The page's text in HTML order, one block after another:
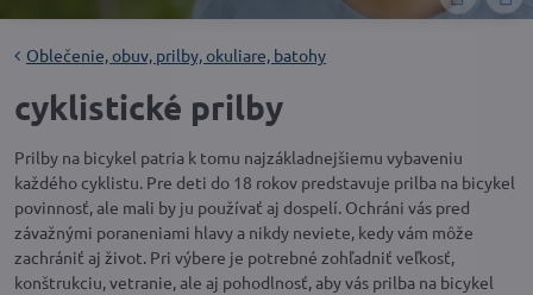
Oblečenie, obuv, prilby, okuliare, batohy
cyklistické prilby
Prilby na bicykel patria k tomu najzákladnejšiemu vybaveniu
každého cyklistu. Pre deti do 18 rokov predstavuje prilba na bicykel
povinnosť, ale mali by ju používať aj dospelí. Ochráni vás pred
závažnými poraneniami hlavy a nikdy neviete, kedy vám môže
zachrániť aj život. Pri výbere je potrebné zohľadniť veľkosť,
konštrukciu, vetranie, ale aj pohodlnosť, aby vás prilba na bicykel